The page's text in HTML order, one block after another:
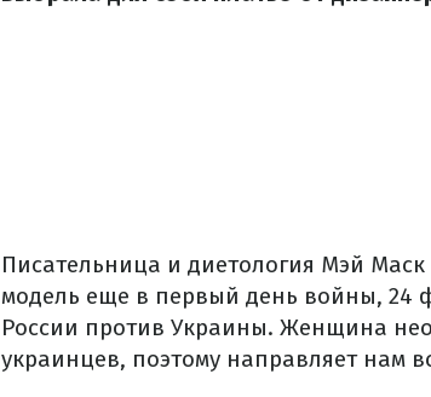
Писательница и диетология Мэй
модель еще в первый день войны, 24
России против Украины. Женщина
украинцев, поэтому направляет нам